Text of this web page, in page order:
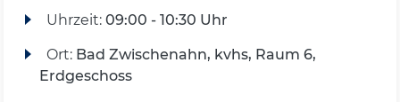
Uhrzeit: 09:00 - 10:30 Uhr
Ort: Bad Zwischenahn, kvhs, Raum 6,
Erdgeschoss